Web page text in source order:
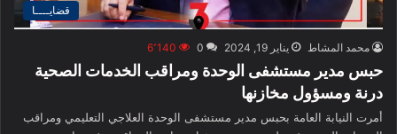
قضايــــا
محمد المشاط يناير 19, 2024 0 6٬140
حبس مدير مستشفى الوحدة ومراقب الخدمات الصحية
درنة ومسؤول مخازنها
أمرت النيابة العامة بحبس مدير مستشفى الوحدة العلاجي التعليمي ومراقب